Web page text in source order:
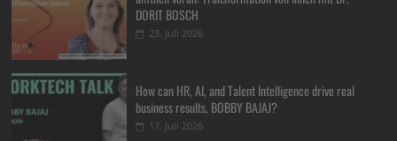
DORIT BOSCH
23. Juli 2026
How can HR, AI, and Talent Intelligence drive real
business results, BOBBY BAJAJ?
17. Juli 2026